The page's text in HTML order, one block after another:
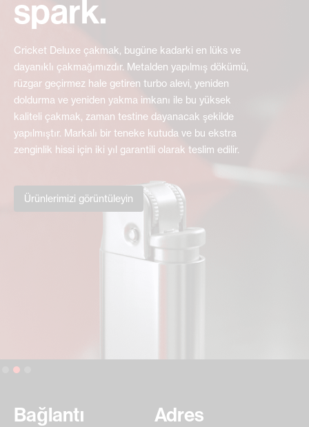
spark.
Cricket Deluxe çakmak, bugüne kadarki en lüks ve
dayanıklı çakmağımızdır. Metalden yapılmış dökümü,
rüzgar geçirmez hale getiren turbo alevi, yeniden
doldurma ve yeniden yakma imkanı ile bu yüksek
kaliteli çakmak, zaman testine dayanacak şekilde
yapılmıştır. Markalı bir teneke kutuda ve bu ekstra
zenginlik hissi için iki yıl garantili olarak teslim edilir.
Ürünlerimizi görüntüleyin
Slide 2 of 3.
Bağlantı Adres